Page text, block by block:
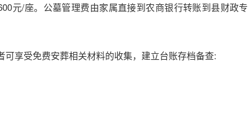
元/座。公墓管理费由家属直接到农商银行转账到县财政专
享受免费安葬相关材料的收集，建立台账存档备查: